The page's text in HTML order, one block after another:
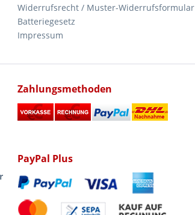
Widerrufsrecht / Muster-Widerrufsformular
Batteriegesetz
Impressum
Zahlungsmethoden
PayPal Plus